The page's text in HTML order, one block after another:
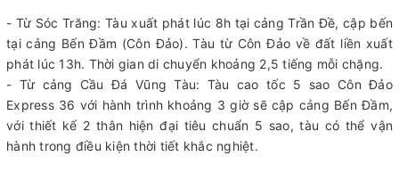
- Từ Sóc Trăng: Tàu xuất phát lúc 8h tại cảng Trần Đề, cập bến
tại cảng Bến Đầm (Côn Đảo). Tàu từ Côn Đảo về đất liền xuất
phát lúc 13h. Thời gian di chuyển khoảng 2,5 tiếng mỗi chặng.
- Từ cảng Cầu Đá Vũng Tàu: Tàu cao tốc 5 sao Côn Đảo
Express 36 với hành trình khoảng 3 giờ sẽ cập cảng Bến Đầm,
với thiết kế 2 thân hiện đại tiêu chuẩn 5 sao, tàu có thể vận
hành trong điều kiện thời tiết khắc nghiệt.